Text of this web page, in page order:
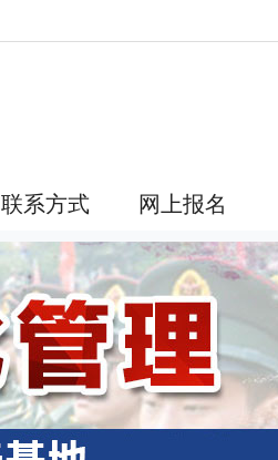
联系方式 网上报名